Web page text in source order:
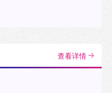
查看详情